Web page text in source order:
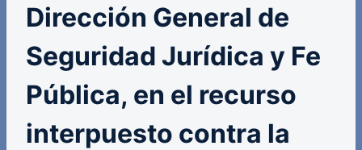
Dirección General de
Seguridad Jurídica y Fe
Pública, en el recurso
interpuesto contra la